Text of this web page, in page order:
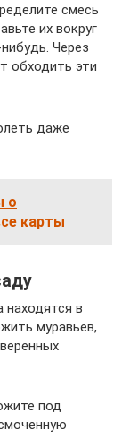
смесь
их вокруг
Через
обходить эти
даже
о
карты
в
муравьев,
под